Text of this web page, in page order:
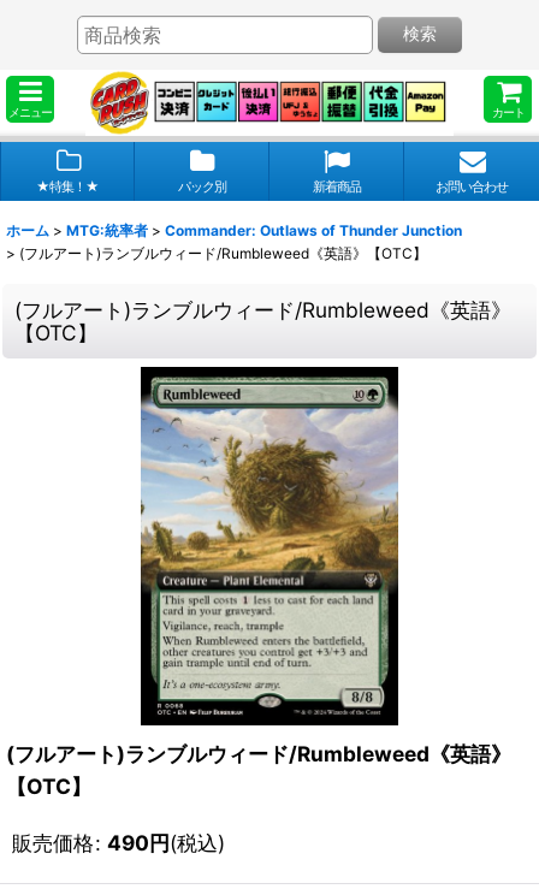
メニュー カート
検索
★特集！★ パック別 新着商品 お問い合わせ
ホーム > MTG:統率者 > Commander: Outlaws of Thunder Junction
> (フルアート)ランブルウィード/Rumbleweed《英語》【OTC】
(フルアート)ランブルウィード/Rumbleweed《英語》
【OTC】
(フルアート)ランブルウィード/Rumbleweed《英語》
【OTC】
販売価格: 490円(税込)